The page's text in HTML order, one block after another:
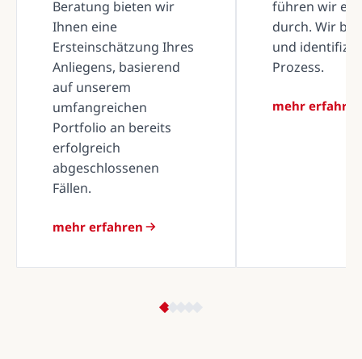
Beratung bieten wir
Ihnen eine
Ersteinschätzung Ihres
Anliegens, basierend
auf unserem
umfangreichen
Portfolio an bereits
erfolgreich
abgeschlossenen
Fällen.
mehr erfahren
führen wir
durch. Wir
und
Prozess.
mehr erfahren